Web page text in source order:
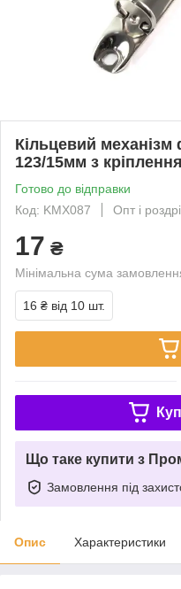
Кільцевий
123/15мм з
Готово до відправки
Код: KMX087
Опт і
17 ₴
Мінімальна сума
16 ₴ від 10 шт.
Що таке купити з
Замовлення під
Опис Характеристики